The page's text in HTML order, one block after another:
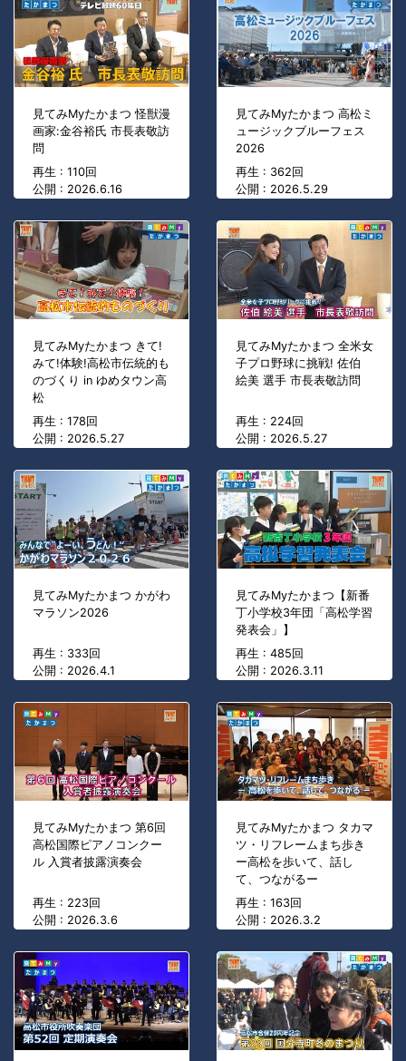
見てみMyたかまつ 怪獣漫
画家:金谷裕氏 市長表敬訪
問
再生 : 110回
公開 : 2026.6.16
見てみMyたかまつ 高松ミ
ュージックブルーフェス
2026
再生 : 362回
公開 : 2026.5.29
見てみMyたかまつ きて!
みて!体験!高松市伝統的も
のづくり in ゆめタウン高
松
再生 : 178回
公開 : 2026.5.27
見てみMyたかまつ 全米女
子プロ野球に挑戦! 佐伯
絵美 選手 市長表敬訪問
再生 : 224回
公開 : 2026.5.27
見てみMyたかまつ かがわ
マラソン2026
再生 : 333回
公開 : 2026.4.1
見てみMyたかまつ【新番
丁小学校3年団「高松学習
発表会」】
再生 : 485回
公開 : 2026.3.11
見てみMyたかまつ 第6回
高松国際ピアノコンクー
ル 入賞者披露演奏会
再生 : 223回
公開 : 2026.3.6
見てみMyたかまつ タカマ
ツ・リフレームまち歩き
ー高松を歩いて、話し
て、つながるー
再生 : 163回
公開 : 2026.3.2